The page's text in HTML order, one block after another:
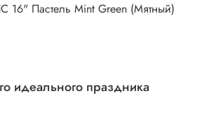
Пастель Mint Green (Мятный)
идеального праздника